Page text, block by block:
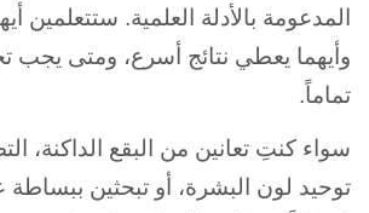
المدعومة بالأدلة العلمية. ستتعلمين
وأيهما يعطي نتائج أسرع، ومتى يجب
تماماً.
سواء كنتِ تعانين من البقع الداكنة،
توحيد لون البشرة، أو تبحثين ببساطة